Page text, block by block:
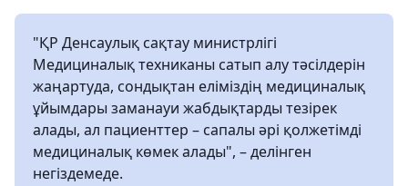
"ҚР Денсаулық сақтау министрлігі
Медициналық техниканы сатып алу тәсілдерін
жаңартуда, сондықтан еліміздің медициналық
ұйымдары заманауи жабдықтарды тезірек
алады, ал пациенттер – сапалы әрі қолжетімді
медициналық көмек алады", – делінген
негіздемеде.